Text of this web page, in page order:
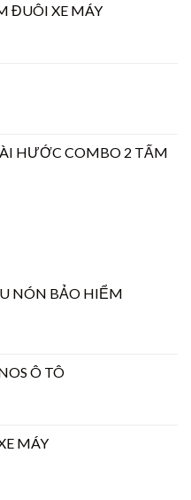
ĐUÔI XE MÁY
HƯỚC COMBO 2 TẤM
NÓN BẢO HIỂM
Ô TÔ
MÁY